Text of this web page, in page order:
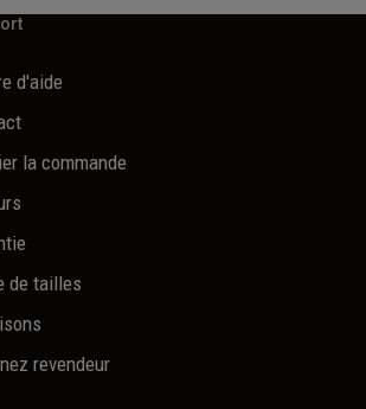
d'aide
la commande
de tailles
revendeur